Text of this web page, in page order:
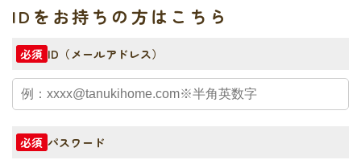
IDをお持ちの方はこちら
必須 ID（メールアドレス）
必須 パスワード